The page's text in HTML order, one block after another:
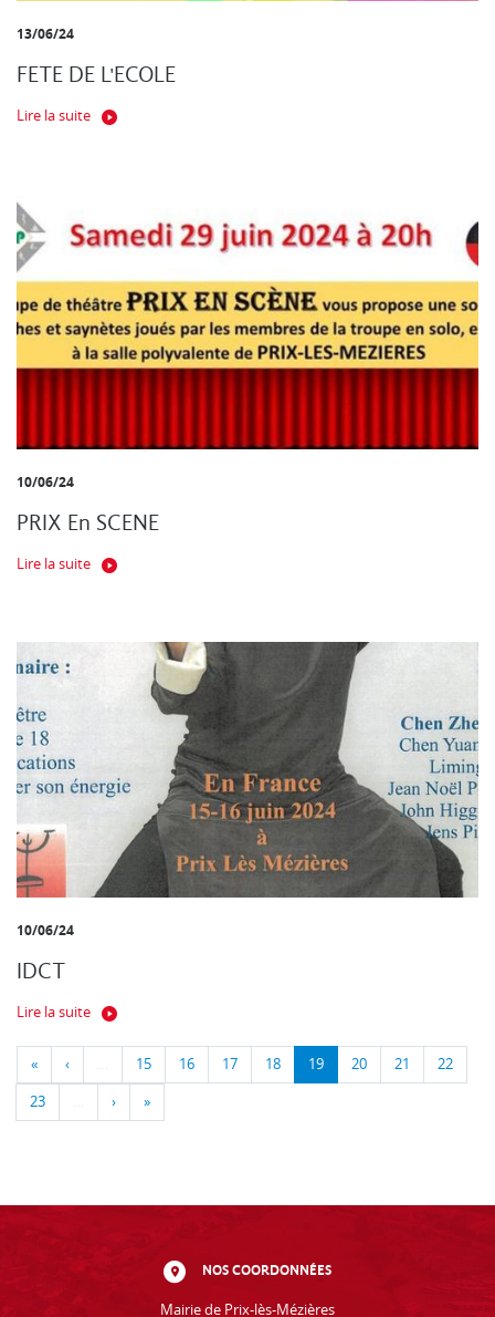
13/06/24
FETE DE L'ECOLE
Lire la suite
10/06/24
PRIX En SCENE
Lire la suite
10/06/24
IDCT
Lire la suite
« ‹ … 15 16 17 18 19 20 21 22
23 … › »
NOS COORDONNÉES
Mairie de Prix-lès-Mézières